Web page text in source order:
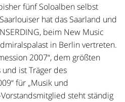
fünf Soloalben selbst
hat das Saarland und
beim New Music
in Berlin vertreten.
2007“, dem größten
ist Träger des
für „Musik und
steht ständig